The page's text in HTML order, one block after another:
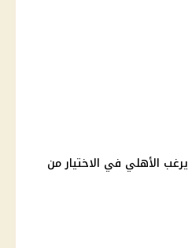
يرغب الأهلي في الاختيار من